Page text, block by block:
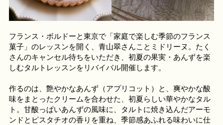
フランス・ボルドーと東京で「家庭で楽しむ季節のフランス
菓子」のレッスンを開く、青山翠さんことミドリーヌ。たく
さんのキャンセル待ちをいただき、初夏の果実・あんずを楽
しむタルトレッスンをリバイバル開催します。
作るのは、艶やかなあんず（アプリコット）と、爽やかな酸
味をまとったクリームを合わせた、初夏らしい華やかなタル
ト。甘酸っぱいあんずの風味に、タルトに焼き込んだアーモ
ンドとピスタチオの香りを重ね、季節感あふれる味わいに仕